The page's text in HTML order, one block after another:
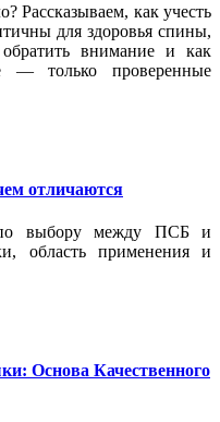
Рассказываем, как учесть
для здоровья спины,
внимание и как
— только проверенные
отличаются
по выбору между ПСБ и
область применения и
Основа Качественного